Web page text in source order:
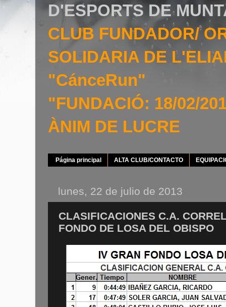
D'ESPORTS DE
CLUB FUNDADOR/
SOLIDARIA DE
"CánceRun"
"FUNDACIÓ: 18/02/
ÀNIM DE LUCRE
Página principal ALTA CLUB/CONTACTO
lunes, 22 de julio de 2013
CLASIFICACIONES C.A.
FONDO DE LOSA DEL OBISPO